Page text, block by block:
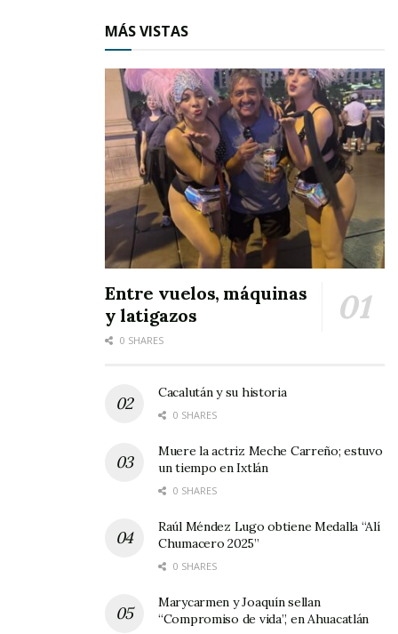
negocio para que lo sigan cultivando”.
Por último, indicó que el presidente de la república
deberá considerar como una prioridad al campo
mexicano y nayarita, ya que hasta la fecha lo han
dejado en un último lugar, “y eso representa un grave
peligro social”, concluyó.
MÁS VISTAS
Entre vuelos, máquinas
y latigazos
0 SHARES
Cacalután y su historia
0 SHARES
Muere la actriz Meche Carreño; estuvo
un tiempo en Ixtlán
0 SHARES
Raúl Méndez Lugo obtiene Medalla “Alí
Chumacero 2025”
0 SHARES
Marycarmen y Joaquín sellan
“Compromiso de vida”, en Ahuacatlán